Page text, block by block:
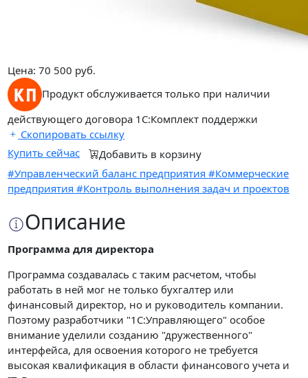
Цена:70 500 руб.
Продукт обслуживается только при наличии
действующего договора 1С:Комплект поддержки
Скопировать ссылку
Купить сейчас
Добавить в корзину
#Управленческий баланс предприятия#Коммерческие
предприятия#Контроль выполнения задач и проектов
Описание
Программа для директора
Программа создавалась с таким расчетом, чтобы
работать в ней мог не только бухгалтер или
финансовый директор, но и руководитель компании.
Поэтому разработчики "1С:Управляющего" особое
внимание уделили созданию "дружественного"
интерфейса, для освоения которого не требуется
высокая квалификация в области финансового учета и